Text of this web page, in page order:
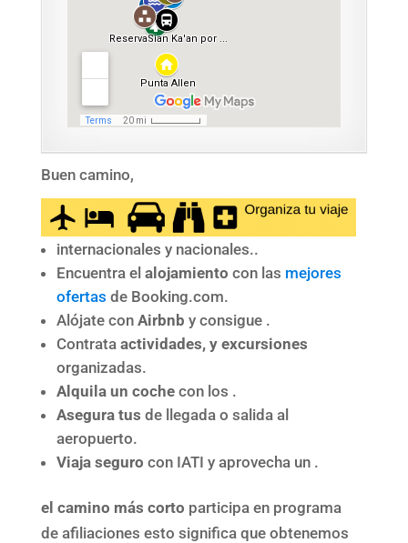
Buen camino,
internacionales y nacionales..
Encuentra el alojamiento con las mejores
ofertas de Booking.com.
Alójate con Airbnb y consigue .
Contrata actividades, y excursiones
organizadas.
Alquila un cochecon los .
Asegura tus de llegada o salida al
aeropuerto.
Viaja seguro con IATI y aprovecha un .
el camino más corto participa en programa
de afiliaciones esto significa que obtenemos